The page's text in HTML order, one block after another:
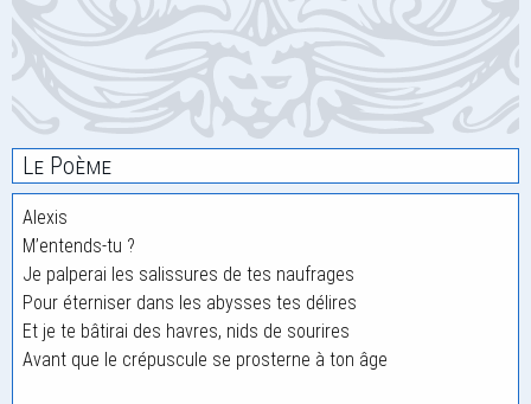
Le Poème
Alexis
M’entends-tu ?
Je palperai les salissures de tes naufrages
Pour éterniser dans les abysses tes délires
Et je te bâtirai des havres, nids de sourires
Avant que le crépuscule se prosterne à ton âge